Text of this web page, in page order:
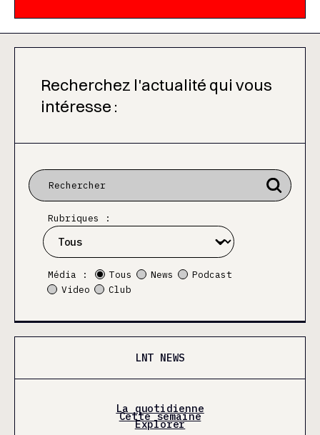
Recherchez l'actualité qui vous
intéresse :
Rubriques :
Média : Tous News
Podcast
Video
Club
LNT NEWS
La quotidienne
Cette semaine
Explorer